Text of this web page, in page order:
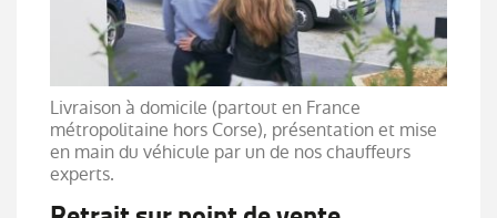
Livraison à domicile (partout en France
métropolitaine hors Corse), présentation et mise
en main du véhicule par un de nos chauffeurs
experts.